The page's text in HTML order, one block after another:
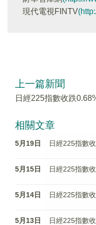
現代電視FINTV
上一篇新聞
日經225指數收跌
相關文章
5月19日 日經225指數
5月15日 日經225指數
5月14日 日經225指數
5月13日 日經225指數